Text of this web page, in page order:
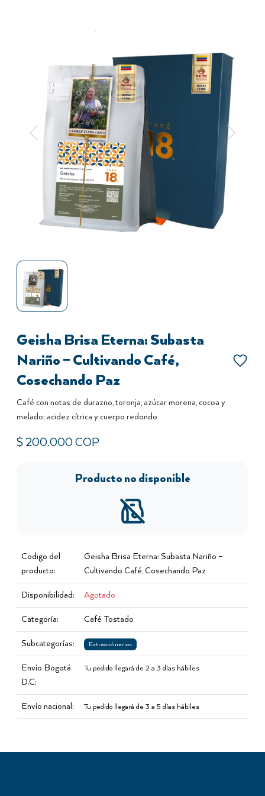
Anterior Siguiente
Geisha Brisa Eterna: Subasta
Nariño – Cultivando Café,
Cosechando Paz
Café con notas de durazno, toronja, azúcar morena, cocoa y
melado; acidez cítrica y cuerpo redondo
$ 200.000COP
Producto no disponible
Codigo del
producto:
Geisha Brisa Eterna: Subasta Nariño –
Cultivando Café, Cosechando Paz
Disponibilidad: Agotado
Categoría: Café Tostado
Subcategorías: Extraordinarios
Envío Bogotá
D.C:
Tu pedido llegará de 2 a 3 días hábiles
Envío nacional: Tu pedido llegará de 3 a 5 días hábiles